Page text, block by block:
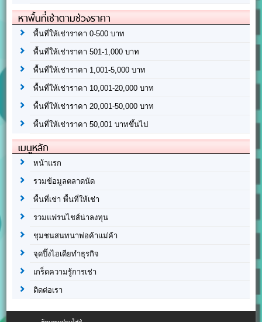
หาพื้นที่เช่าตามช่วงราคา
พื้นที่ให้เช่าราคา 0-500 บาท
พื้นที่ให้เช่าราคา 501-1,000 บาท
พื้นที่ให้เช่าราคา 1,001-5,000 บาท
พื้นที่ให้เช่าราคา 10,001-20,000 บาท
พื้นที่ให้เช่าราคา 20,001-50,000 บาท
พื้นที่ให้เช่าราคา 50,001 บาทขึ้นไป
เมนูหลัก
หน้าแรก
รวมข้อมูลตลาดนัด
พื้นที่เช่า พื้นที่ให้เช่า
รวมแฟรนไชส์น่าลงทุน
ชุมชนสนทนาพ่อค้าแม่ค้า
จุดปิ๊งไอเดียทำธุรกิจ
เกร็ดความรู้การเช่า
ติดต่อเรา